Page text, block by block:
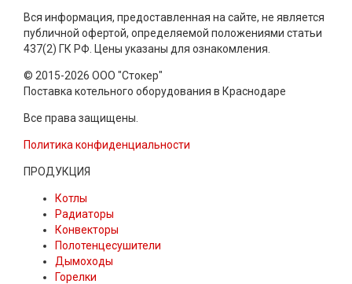
Вся информация, предоставленная на сайте, не является
публичной офертой, определяемой положениями статьи
437(2) ГК РФ. Цены указаны для ознакомления.
© 2015-2026 ООО "Стокер"
Поставка котельного оборудования в Краснодаре
Все права защищены.
Политика конфиденциальности
ПРОДУКЦИЯ
Котлы
Радиаторы
Конвекторы
Полотенцесушители
Дымоходы
Горелки